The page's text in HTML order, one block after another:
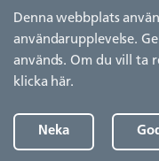
Denna webbplats
användarupplevelse.
används. Om du vill ta
klicka här.
Neka